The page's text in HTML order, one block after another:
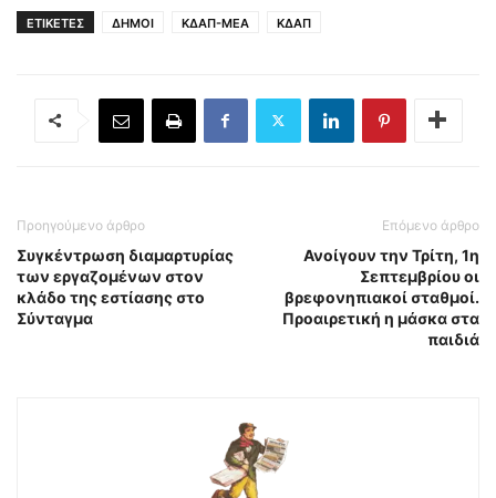
ΕΤΙΚΕΤΕΣ ΔΗΜΟΙ ΚΔΑΠ-ΜΕΑ ΚΔΑΠ
Προηγούμενο άρθρο
Συγκέντρωση διαμαρτυρίας
των εργαζομένων στον
κλάδο της εστίασης στο
Σύνταγμα
Επόμενο άρθρο
Ανοίγουν την Τρίτη, 1η
Σεπτεμβρίου οι
βρεφονηπιακοί σταθμοί.
Προαιρετική η μάσκα στα
παιδιά